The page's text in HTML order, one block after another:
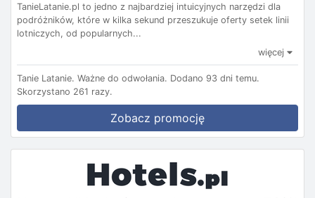
TanieLatanie.pl to jedno z najbardziej intuicyjnych narzędzi dla
podróżników, które w kilka sekund przeszukuje oferty setek linii
lotniczych, od popularnych...
więcej
Tanie Latanie. Ważne do odwołania. Dodano 93 dni temu.
Skorzystano 261 razy.
Zobacz promocję